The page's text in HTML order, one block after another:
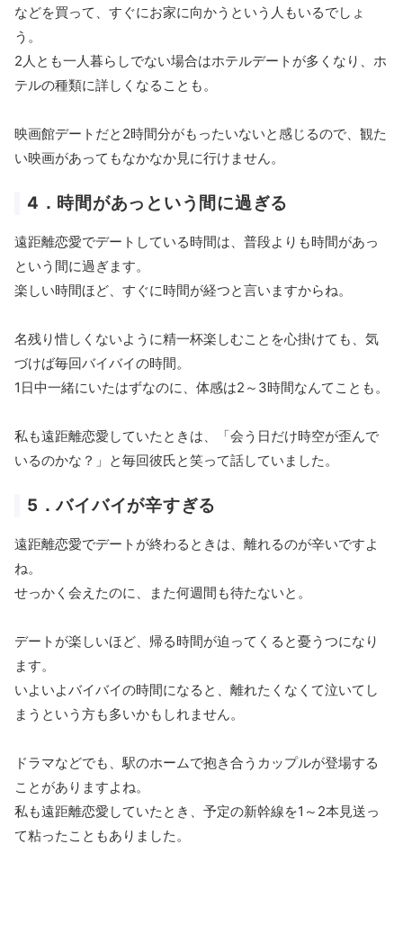
などを買って、すぐにお家に向かうという人もいるでしょ
う。
2人とも一人暮らしでない場合はホテルデートが多くなり、ホ
テルの種類に詳しくなることも。
映画館デートだと2時間分がもったいないと感じるので、観た
い映画があってもなかなか見に行けません。
4．時間があっという間に過ぎる
遠距離恋愛でデートしている時間は、普段よりも時間があっ
という間に過ぎます。
楽しい時間ほど、すぐに時間が経つと言いますからね。
名残り惜しくないように精一杯楽しむことを心掛けても、気
づけば毎回バイバイの時間。
1日中一緒にいたはずなのに、体感は2～3時間なんてことも。
私も遠距離恋愛していたときは、「会う日だけ時空が歪んで
いるのかな？」と毎回彼氏と笑って話していました。
5．バイバイが辛すぎる
遠距離恋愛でデートが終わるときは、離れるのが辛いですよ
ね。
せっかく会えたのに、また何週間も待たないと。
デートが楽しいほど、帰る時間が迫ってくると憂うつになり
ます。
いよいよバイバイの時間になると、離れたくなくて泣いてし
まうという方も多いかもしれません。
ドラマなどでも、駅のホームで抱き合うカップルが登場する
ことがありますよね。
私も遠距離恋愛していたとき、予定の新幹線を1～2本見送っ
て粘ったこともありました。